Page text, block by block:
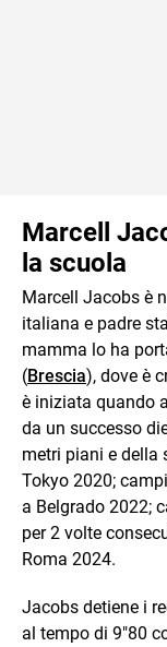
Marcell
la scuola
Marcell Jacobs è
italiana e padre
mamma lo ha
(Brescia), dove è
è iniziata quando
da un successo
metri piani e della
Tokyo 2020;
a Belgrado 2022;
per 2 volte
Roma 2024.
Jacobs detiene i
al tempo di 9″80